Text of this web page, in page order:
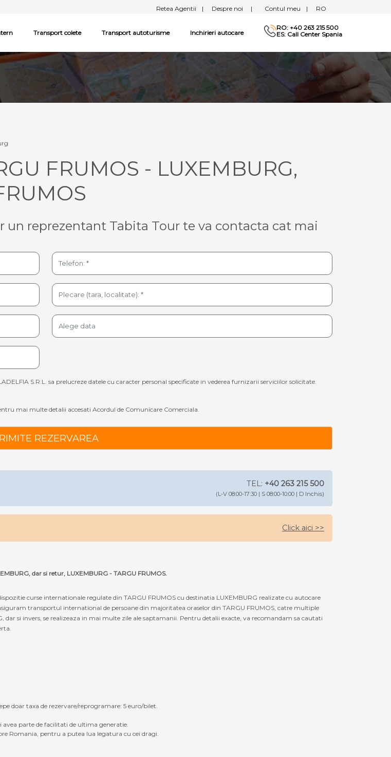
Retea Agentii | Despre noi | Contul meu | RO
Transport colete Transport autoturisme Inchirieri autocare
RO: +40 263 215 500
ES: Call Center Spania
FRUMOS - LUXEMBURG,
un reprezentant Tabita Tour te va contacta cat mai
S.R.L. sa prelucreze datele cu caracter personal specificate in vederea furnizarii serviciilor solicitate.
mai multe detalii accesati Acordul de Comunicare Comerciala.
REZERVAREA
TEL: +40 263 215 500
(L-V 08:00-17:30 | S 08:00-10:00 | D Inchis)
Click aici >>
dar si retur, LUXEMBURG - TARGU FRUMOS.
curse internationale regulate din TARGU FRUMOS cu destinatia LUXEMBURG realizate cu autocare
transportul international de persoane din majoritatea oraselor din TARGU FRUMOS, catre multiple
dar si invers, se realizeaza in mai multe zile ale saptamanii. Pentru detalii exacte, va recomandam sa cautati
doar taxa de rezervare/reprogramare: 5 euro/bilet.
parte de facilitati de ultima generatie.
Romania, pentru a putea lua legatura cu cei dragi.